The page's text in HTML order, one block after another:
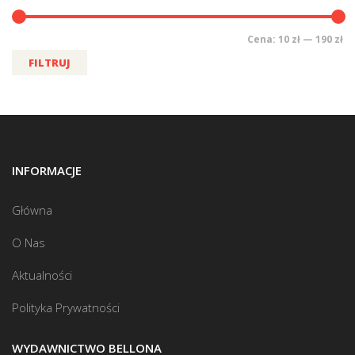
FILTRUJ
Cena: 10 zł — 190 zł
INFORMACJE
Główna
O Nas
Aktualności
Polityka Prywatności
WYDAWNICTWO BELLONA